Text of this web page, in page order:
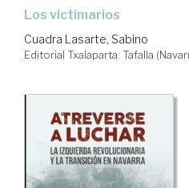
Los victimarios
Cuadra Lasarte, Sabino
Editorial Txalaparta. Tafalla